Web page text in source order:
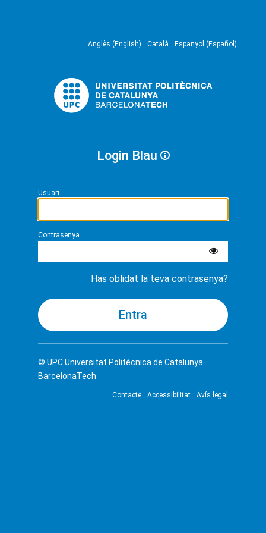
Anglès (English) Català Espanyol (Español)
Login Blau
Usuari
Contrasenya
Has oblidat la teva contrasenya?
© UPCUniversitat Politècnica de Catalunya ·
BarcelonaTech
Contacte Accessibilitat Avís legal